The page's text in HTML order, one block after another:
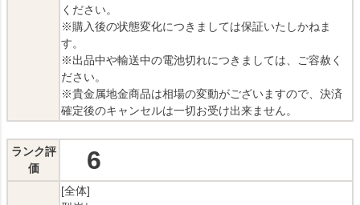
ください。
※購入後の状態変化につきましては保証いたしかねま
す。
※出品中や輸送中の電池切れにつきましては、ご容赦く
ださい。
※貴金属地金商品は相場の変動がございますので、決済
確定後のキャンセルは一切お受け出来ません。
ランク評
価
6
[全体]